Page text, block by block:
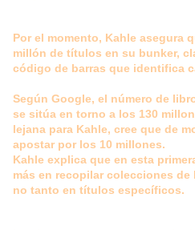
Por el momento, Kahle asegura
millón de títulos en su bunker,
código de barras que identifica
Según Google, el número de
se sitúa en torno a los 130
lejana para Kahle, cree que de
apostar por los 10 millones.
Kahle explica que en esta
más en recopilar colecciones
no tanto en títulos específicos.